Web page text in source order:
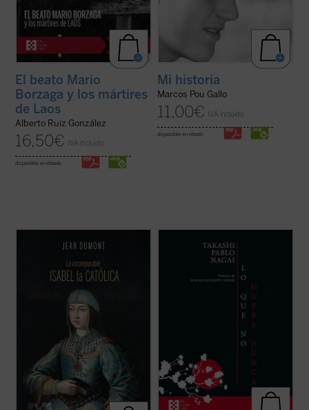
El beato Mario
Borzaga y los mártires
de Laos
Alberto Ruiz González
16,50€ IVA incluido
disponible en ebook:
Mi historia
Marcos Pou Gallo
11,00€ IVA incluido
disponible en ebook:
Dumont nos sumerge en la época de Isabel
inteligencia, astucia y determinación, que
supo afrontar los desafíos de su época y
de Takashi Nagai, en la que el autor recorre
su vida, desde la infancia hasta el día de la
explosión de la bomba atómica, captando
los numerosos acontecimientos que se